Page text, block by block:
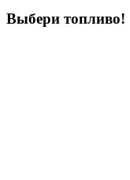
Выбери топливо!